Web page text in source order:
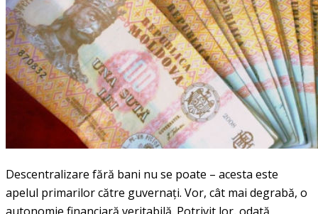
Descentralizare fără bani nu se poate – acesta este
apelul primarilor către guvernaţi. Vor, cât mai degrabă, o